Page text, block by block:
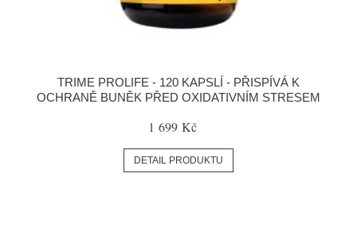
TRIME PROLIFE - 120 KAPSLÍ - PŘISPÍVÁ K
OCHRANĚ BUNĚK PŘED OXIDATIVNÍM STRESEM
1 699 Kč
DETAIL PRODUKTU